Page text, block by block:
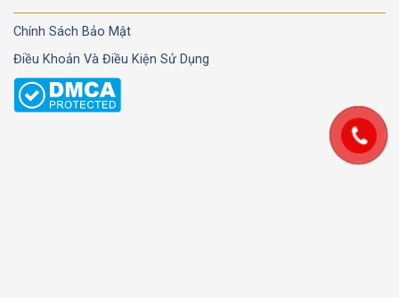
Chính Sách Bảo Mật
Điều Khoản Và Điều Kiện Sử Dụng